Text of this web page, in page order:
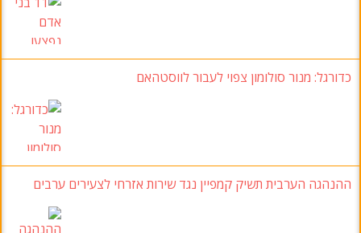
כדורגל: מנור סולומון צפוי לעבור לווסטהאם
ההנהגה הערבית תשיק קמפיין נגד שירות אזרחי לצעירים ערבים